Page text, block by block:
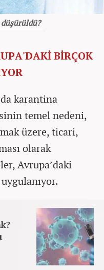
BİRÇOK
karantina
temel nedeni,
üzere, ticari,
olarak
Avrupa’daki